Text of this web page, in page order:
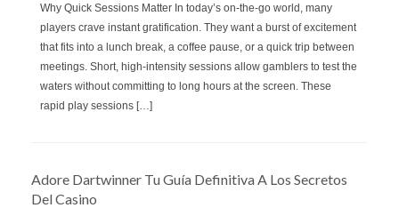
Why Quick Sessions Matter In today’s on‑the‑go world, many
players crave instant gratification. They want a burst of excitement
that fits into a lunch break, a coffee pause, or a quick trip between
meetings. Short, high‑intensity sessions allow gamblers to test the
waters without committing to long hours at the screen. These
rapid play sessions […]
Adore Dartwinner Tu Guía Definitiva A Los Secretos
Del Casino